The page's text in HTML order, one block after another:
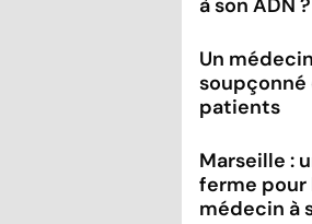
Un
patients
Marseille :
ferme pour
médecin à